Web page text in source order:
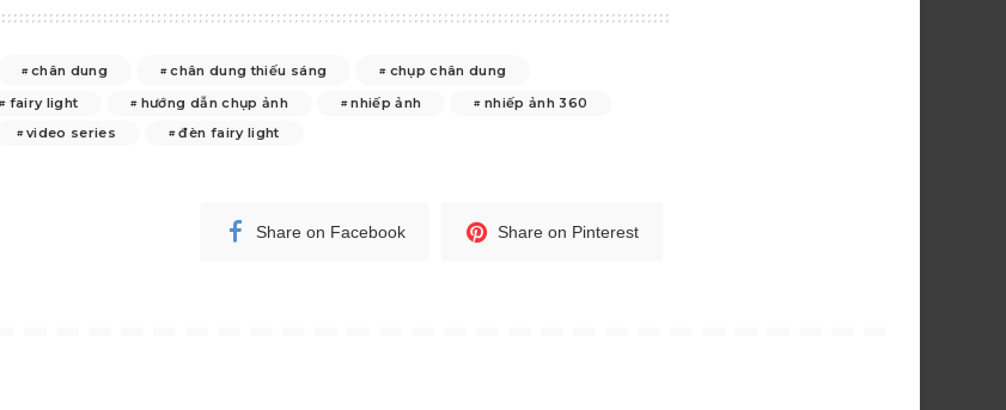
chân dung chân dung thiếu sáng
chụp chân dung
fairy light hướng dẫn chụp ảnh nhiếp ảnh
nhiếp ảnh 360
video series đèn fairy light
Share on Facebook Share on Pinterest